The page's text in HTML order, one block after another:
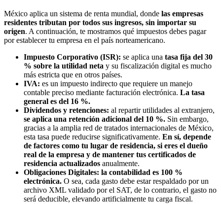
México aplica un sistema de renta mundial, donde las empresas
residentes tributan por todos sus ingresos, sin importar su
origen. A continuación, te mostramos qué impuestos debes pagar
por establecer tu empresa en el país norteamericano.
Impuesto Corporativo (ISR): se aplica una tasa fija del 30
% sobre la utilidad neta y su fiscalización digital es mucho
más estricta que en otros países.
IVA: es un impuesto indirecto que requiere un manejo
contable preciso mediante facturación electrónica. La tasa
general es del 16 %.
Dividendos y retenciones: al repartir utilidades al extranjero,
se aplica una retención adicional del 10 %. Sin embargo,
gracias a la amplia red de tratados internacionales de México,
esta tasa puede reducirse significativamente. En sí, depende
de factores como tu lugar de residencia, si eres el dueño
real de la empresa y de mantener tus certificados de
residencia actualizados anualmente.
Obligaciones Digitales: la contabilidad es 100 %
electrónica. O sea, cada gasto debe estar respaldado por un
archivo XML validado por el SAT, de lo contrario, el gasto no
será deducible, elevando artificialmente tu carga fiscal.